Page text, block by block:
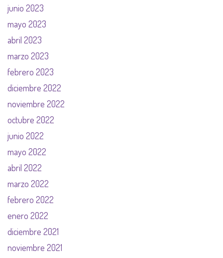
junio 2023
mayo 2023
abril 2023
marzo 2023
febrero 2023
diciembre 2022
noviembre 2022
octubre 2022
junio 2022
mayo 2022
abril 2022
marzo 2022
febrero 2022
enero 2022
diciembre 2021
noviembre 2021